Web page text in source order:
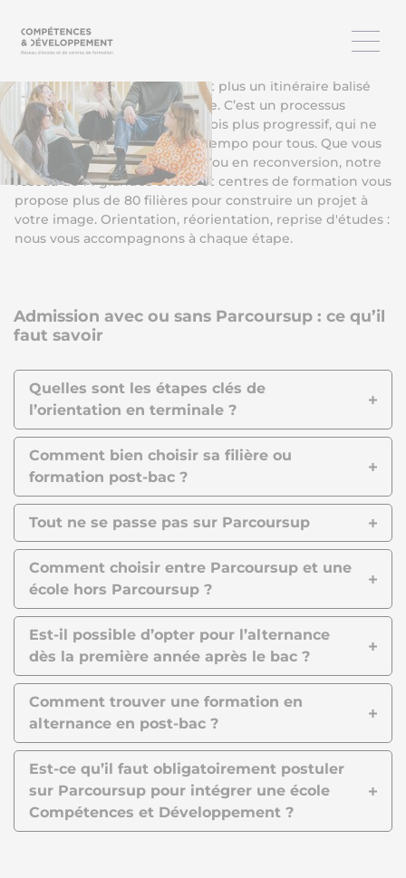
L’orientation, aujourd’hui, n’est plus un itinéraire balisé
avec une seule entrée possible. C’est un processus
personnel, parfois rapide, parfois plus progressif, qui ne
suit pas forcément le même tempo pour tous. Que vous
soyez lycéen, étudiant, salarié ou en reconversion, notre
réseau de 14 grandes écoles et centres de formation vous
propose plus de 80 filières pour construire un projet à
votre image. Orientation, réorientation, reprise d'études :
nous vous accompagnons à chaque étape.
Admission avec ou sans Parcoursup : ce qu’il
faut savoir
Quelles sont les étapes clés de
l’orientation en terminale ?
Comment bien choisir sa filière ou
formation post-bac ?
Tout ne se passe pas sur Parcoursup
Comment choisir entre Parcoursup et une
école hors Parcoursup ?
Est-il possible d’opter pour l’alternance
dès la première année après le bac ?
Comment trouver une formation en
alternance en post-bac ?
Est-ce qu’il faut obligatoirement postuler
sur Parcoursup pour intégrer une école
Compétences et Développement ?